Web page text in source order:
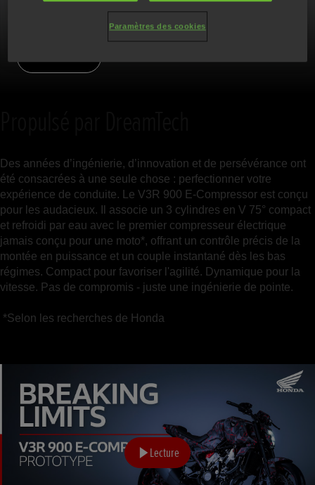
Des années d’ingénierie, d’innovation et de persévérance ont
été consacrées à une seule chose : perfectionner votre
expérience de conduite. Le V3R 900 E-Compressor est conçu
pour les audacieux. Il associe un 3 cylindres en V 75° compact
et refroidi par eau avec le premier compresseur électrique
jamais conçu pour une moto*, offrant un contrôle précis de la
montée en puissance et un couple instantané dès les bas
régimes. Compact pour favoriser l'agilité. Dynamique pour la
vitesse. Pas de compromis - juste une ingénierie de pointe.
*Selon les recherches de Honda
Lecture
Paramètres des cookies